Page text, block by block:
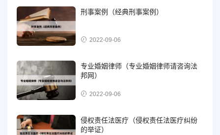
刑事案例（经典刑事案例）
2022-09-06
专业婚姻律师（专业婚姻律师请咨询法
邦网）
2022-09-06
侵权责任法医疗（侵权责任法医疗纠纷
的举证）